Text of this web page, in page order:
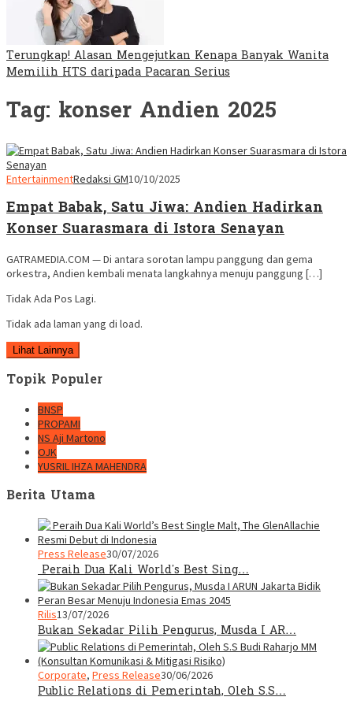
Terungkap! Alasan Mengejutkan Kenapa Banyak Wanita
Memilih HTS daripada Pacaran Serius
Tag: konser Andien 2025
EntertainmentRedaksi GM10/10/2025
Empat Babak, Satu Jiwa: Andien Hadirkan
Konser Suarasmara di Istora Senayan
GATRAMEDIA.COM — Di antara sorotan lampu panggung dan gema
orkestra, Andien kembali menata langkahnya menuju panggung […]
Tidak Ada Pos Lagi.
Tidak ada laman yang di load.
Lihat Lainnya
Topik Populer
BNSP
PROPAMI
NS Aji Martono
OJK
YUSRIL IHZA MAHENDRA
Berita Utama
Press Release30/07/2026
Peraih Dua Kali World’s Best Sing…
Rilis13/07/2026
Bukan Sekadar Pilih Pengurus, Musda I AR…
Corporate, Press Release30/06/2026
Public Relations di Pemerintah, Oleh S.S…